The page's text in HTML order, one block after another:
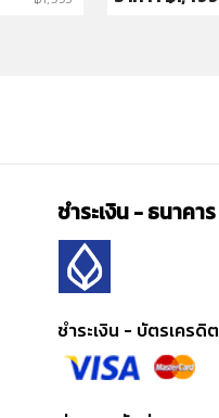
ชำระเงิน - ธนาคาร
ชำระเงิน - บัตรเครดิต